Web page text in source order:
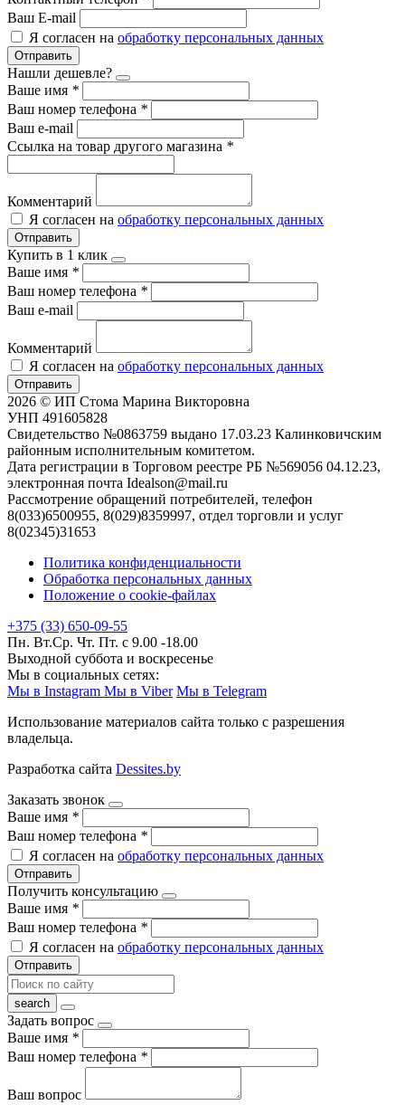
Ваш E-mail
Я согласен на обработку персональных данных
Отправить
Нашли дешевле?
Ваше имя *
Ваш номер телефона *
Ваш e-mail
Ссылка на товар другого магазина *
Комментарий
Я согласен на обработку персональных данных
Отправить
Купить в 1 клик
Ваше имя *
Ваш номер телефона *
Ваш e-mail
Комментарий
Я согласен на обработку персональных данных
Отправить
2026 © ИП Стома Марина Викторовна
УНП 491605828
Свидетельство №0863759 выдано 17.03.23 Калинковичским
районным исполнительным комитетом.
Дата регистрации в Торговом реестре РБ №569056 04.12.23,
электронная почта Idealson@mail.ru
Рассмотрение обращений потребителей, телефон
8(033)6500955, 8(029)8359997, отдел торговли и услуг
8(02345)31653
Политика конфиденциальности
Обработка персональных данных
Положение о cookie-файлах
+375 (33) 650-09-55
Пн. Вт.Ср. Чт. Пт. с 9.00 -18.00
Выходной суббота и воскресенье
Мы в социальных сетях:
Мы в Instagram Мы в Viber Мы в Telegram
Использование материалов сайта только с разрешения
владельца.
Разработка сайта Dessites.by
Заказать звонок
Ваше имя *
Ваш номер телефона *
Я согласен на обработку персональных данных
Отправить
Получить консультацию
Ваше имя *
Ваш номер телефона *
Я согласен на обработку персональных данных
Отправить
Задать вопрос
Ваше имя *
Ваш номер телефона *
Ваш вопрос